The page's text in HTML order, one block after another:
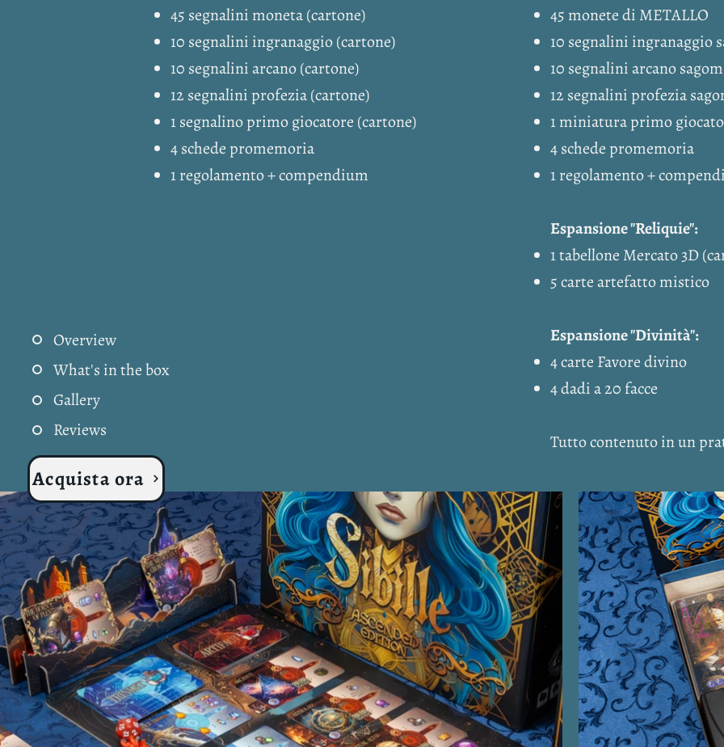
Overview
What's in the box
Gallery
Reviews
Acquista ora
45 segnalini moneta (cartone)
10 segnalini ingranaggio (cartone)
10 segnalini arcano (cartone)
12 segnalini profezia (cartone)
1 segnalino primo giocatore (cartone)
4 schede promemoria
1 regolamento + compendium
45 monete di METALLO
10 segnalini ingranaggio
10 segnalini arcano
12 segnalini profezia
1 miniatura primo
4 schede promemoria
1 regolamento +
Espansione "Reliquie":
1 tabellone Mercato 3D
5 carte artefatto mistico
Espansione "Divinità":
4 carte Favore divino
4 dadi a 20 facce
Tutto contenuto in un